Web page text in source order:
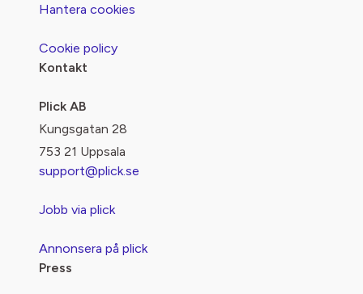
Hantera cookies
Cookie policy
Kontakt
Plick AB
Kungsgatan 28
753 21 Uppsala
support@plick.se
Jobb via plick
Annonsera på plick
Press